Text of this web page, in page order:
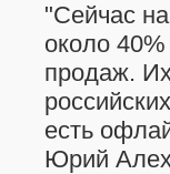
"Cейчас
около
продаж.
есть
Юрий